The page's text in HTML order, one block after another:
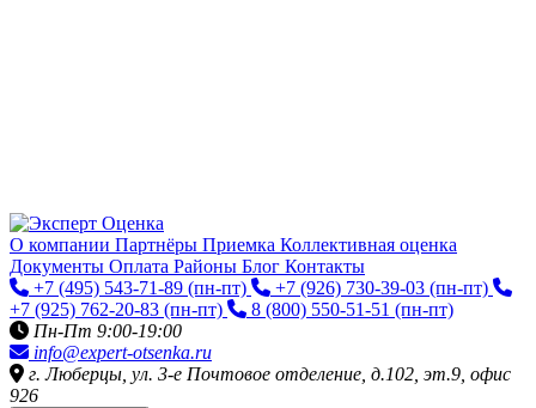
О компании Партнёры Приемка Коллективная оценка
Документы Оплата Районы Блог Контакты
+7 (495) 543-71-89 (пн-пт) +7 (926) 730-39-03 (пн-пт)
+7 (925) 762-20-83 (пн-пт) 8 (800) 550-51-51 (пн-пт)
Пн-Пт 9:00-19:00
info@expert-otsenka.ru
г. Люберцы, ул. 3-е Почтовое отделение, д.102, эт.9, офис
926